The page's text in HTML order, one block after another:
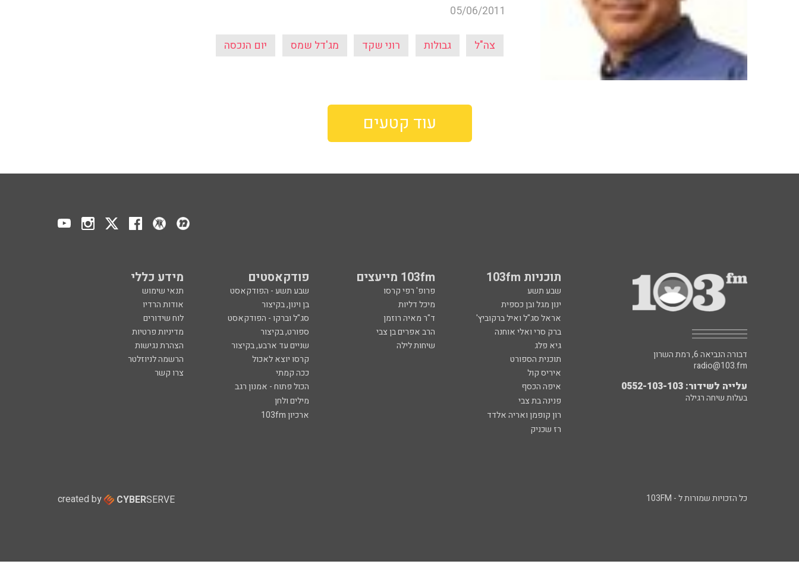
05/06/2011
צה"ל גבולות רוני שקד מג'דל שמס יום הנכסה
עוד קטעים
תוכניות 103fm 103fm מייעצים פודקאסטים מידע כללי
שבע תשע פרופ' רפי קרסו שבע תשע - הפודקאסט
תנאי שימוש
ינון מגל ובן כספית
מיכל דליות בן וינון, בקיצור
אודות הרדיו
אראל סג"ל ואיל ברקוביץ'
ד"ר מאיה רוזמן סג"ל וברקו - הפודקאסט
לוח שידורים
ברק סרי ואלי אוחנה
הרב אפרים בן צבי ספורט, בקיצור
מדיניות פרטיות
גיא פלג
שיחות לילה שניים עד ארבע, בקיצור
הצהרת נגישות
תוכנית הספורט
קרסו יוצא לאכול
הרשמה לניוזלטר
איריס קול
ככה קמתי
צרו קשר
איפה הכסף
הכול פתוח - אמנון רגב
פנינה בת צבי
מילים ולחן
רון קופמן ואריה אלדד
ארכיון 103fm
רז שכניק
דבורה הנביאה 6, רמת השרון
radio@103.fm
עלייה לשידור: 0552-103-103
בעלות שיחה רגילה
כל הזכויות שמורות ל - 103FM created by CYBERSERVE